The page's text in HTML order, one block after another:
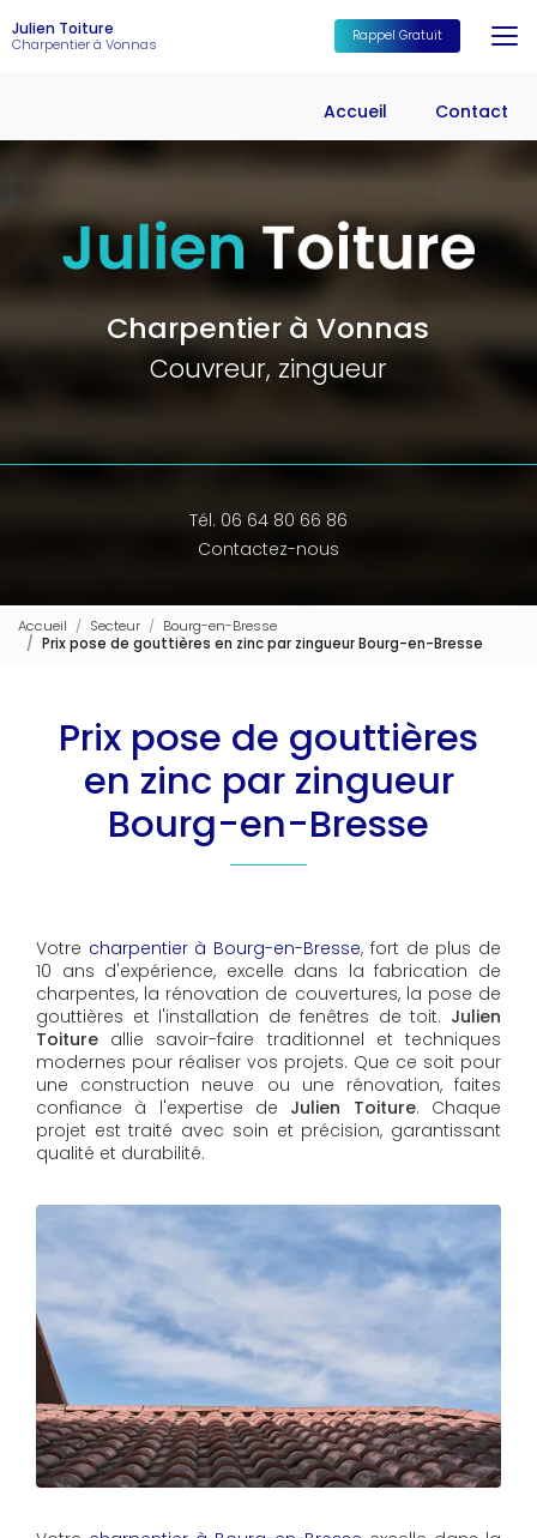
au
contenu
Accueil
Contact
Julien Toiture
Charpentier à Vonnas Rappel Gratuit
Charpentier à Vonnas
Couvreur, zingueur
Tél. 06 64 80 66 86
Contactez-nous
Accueil Secteur
Bourg-en-Bresse
Prix pose de gouttières en zinc par zingueur Bourg-en-Bresse
Prix pose de gouttières
en zinc par zingueur
Bourg-en-Bresse
Votre charpentier à Bourg-en-Bresse, fort de plus de
10 ans d'expérience, excelle dans la fabrication de
charpentes, la rénovation de couvertures, la pose de
gouttières et l'installation de fenêtres de toit. Julien
Toiture allie savoir-faire traditionnel et techniques
modernes pour réaliser vos projets. Que ce soit pour
une construction neuve ou une rénovation, faites
confiance à l'expertise de Julien Toiture. Chaque
projet est traité avec soin et précision, garantissant
qualité et durabilité.